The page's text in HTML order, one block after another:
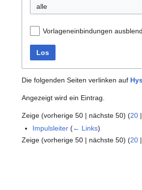
alle
Vorlageneinbindungen
Los
Die folgenden Seiten verlinken auf
Angezeigt wird ein Eintrag.
Zeige (vorherige 50 | nächste 50) (20 |
Impulsleiter (← Links)
Zeige (vorherige 50 | nächste 50) (20 |